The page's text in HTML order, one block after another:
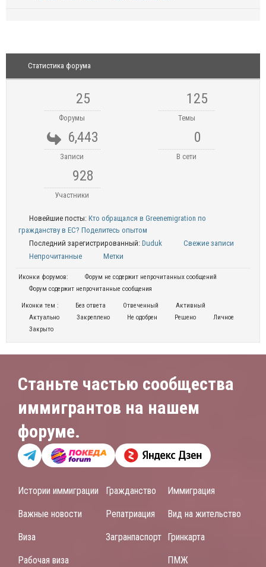
Статистика форума
25
Форумы
125
Темы
6,443
Записи
0
В сети
928
Участники
Новейшие посты: Кто обращался в Greenemigration по
гражданству в ЕС? Поделитесь опытом
Последний зарегистрированный: Duduk
Свежие записи
Непрочитанные
Метки
Иконки форумов:
Форум не содержит непрочитанных сообщений
Форум содержит непрочитанные сообщения
Иконки тем : Без ответа Отвеченный
Активный
Актуально
Закреплено Не одобрен Решено
Личное
Закрыто
Станьте частью сообщества
иммигрантов на нашем
форуме.
Истории иммиграции
Важные новости
Виза
Рабочая виза
Гражданство
Репатриация
Загранпаспорт
Иммиграция
Вид на жительство
Гринкарта
ПМЖ